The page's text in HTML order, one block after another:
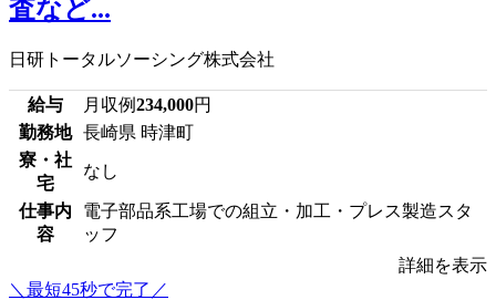
査など...
日研トータルソーシング株式会社
給与 月収例234,000円
勤務地 長崎県 時津町
寮・社
宅
なし
仕事内
容
電子部品系工場での組立・加工・プレス製造スタ
ッフ
詳細を表示
＼最短45秒で完了／